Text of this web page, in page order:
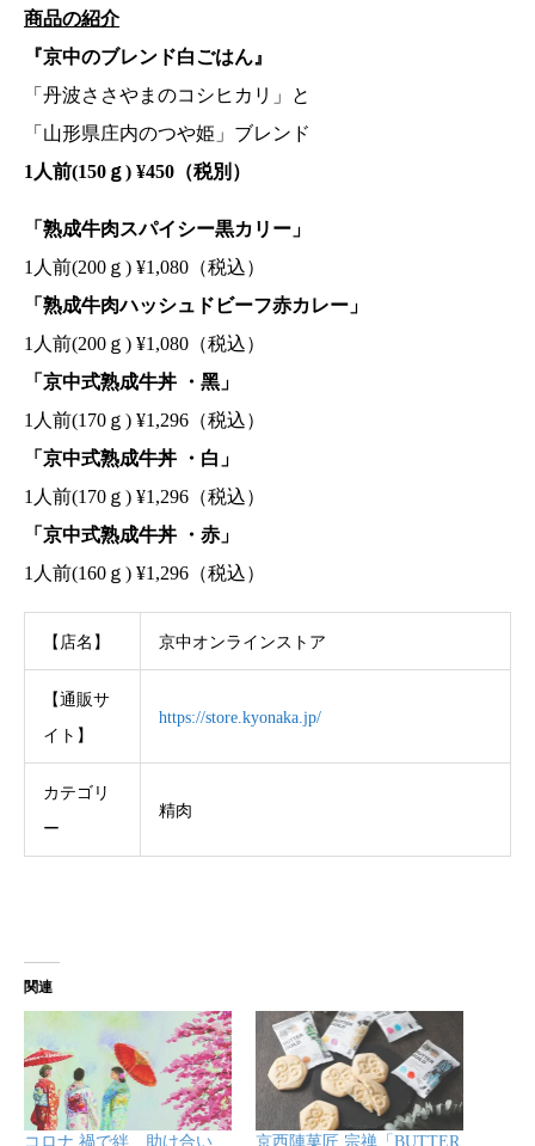
商品の紹介
『京中のブレンド白ごはん』
「丹波ささやまのコシヒカリ」と
「山形県庄内のつや姫」ブレンド
1⼈前(150ｇ) ¥450（税別）
「熟成牛肉スパイシー黒カリー」
1⼈前(200ｇ) ¥1,080（税込）
「熟成牛肉ハッシュドビーフ赤カレー」
1⼈前(200ｇ) ¥1,080（税込）
「京中式熟成⽜丼 ・⿊」
1⼈前(170ｇ) ¥1,296（税込）
「京中式熟成⽜丼 ・⽩」
1⼈前(170ｇ) ¥1,296（税込）
「京中式熟成⽜丼 ・⾚」
1⼈前(160ｇ) ¥1,296（税込）
【店名】 京中オンラインストア
【通販サ
イト】
https://store.kyonaka.jp/
カテゴリ
ー
精肉
関連
コロナ 禍で絆、助け合い 京西陣菓匠 宗禅「BUTTER